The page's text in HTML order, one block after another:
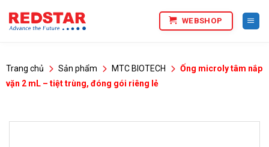
qua
WEBSHOP
Trang chủ Sản phẩm MTC BIOTECH
Ống microly tâm nắp
vặn 2 mL – tiệt trùng, đóng gói riêng lẻ